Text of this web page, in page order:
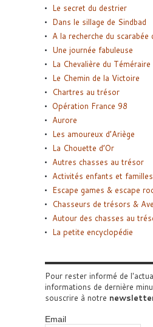
Le secret du destrier
Dans le sillage de Sindbad
A la recherche du scarabée
Une journée fabuleuse
La Chevalière du Téméraire
Le Chemin de la Victoire
Chartres au trésor
Opération France 98
Aurore
Les amoureux d’Ariège
La Chouette d’Or
Autres chasses au trésor
Activités enfants et familles
Escape games & escape
Chasseurs de trésors &
Autour des chasses au
La petite encyclopédie
Pour rester informé de
informations de dernière
souscrire à notre
Email